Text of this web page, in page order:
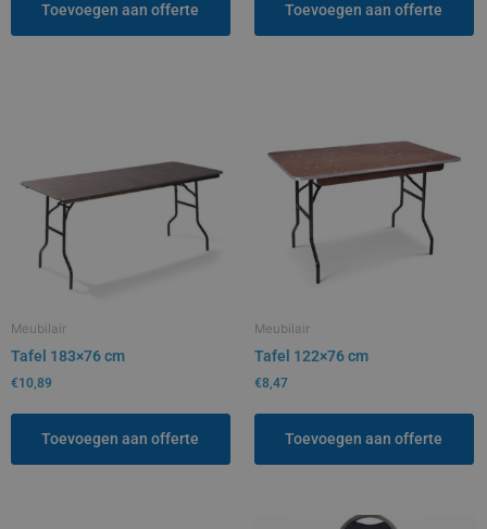
Toevoegen aan offerte Toevoegen aan offerte
Meubilair
Tafel 183×76 cm
€10,89
Toevoegen aan offerte
Meubilair
Tafel 122×76 cm
€8,47
Toevoegen aan offerte